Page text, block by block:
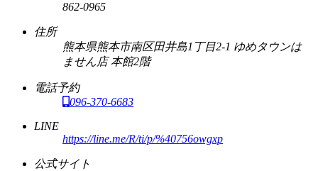
862-0965
住所
熊本県熊本市南区田井島1丁目2-1 ゆめタウンは
ません店 本館2階
電話予約
096-370-6683
LINE
https://line.me/R/ti/p/%40756owgxp
公式サイト